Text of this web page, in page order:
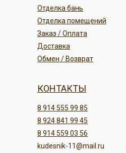
Отделка бань
kudesnik-11@mail.ru
8 914 559 03 56
8 914 555 99 85
8 924 841 99 45
КОНТАКТЫ
Обмен / Возврат
Отделка помещений
Заказ / Оплата
Доставка